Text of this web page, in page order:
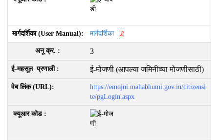
मार्गदर्शिका
3
ई-मोजणी (आपल्या जमिनीच्या मोजणीसाठी)
https://emojni.mahabhumi.gov.in/citizensi
te/pgLogin.aspx